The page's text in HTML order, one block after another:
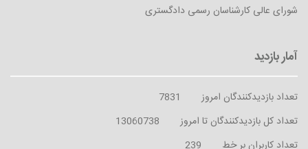
شورای عالی کارشناسان رسمی دادگستری
تعداد بازدیدکنندگان امروز
7831
تعداد کل بازدیدکنندگان تا امروز
13060738